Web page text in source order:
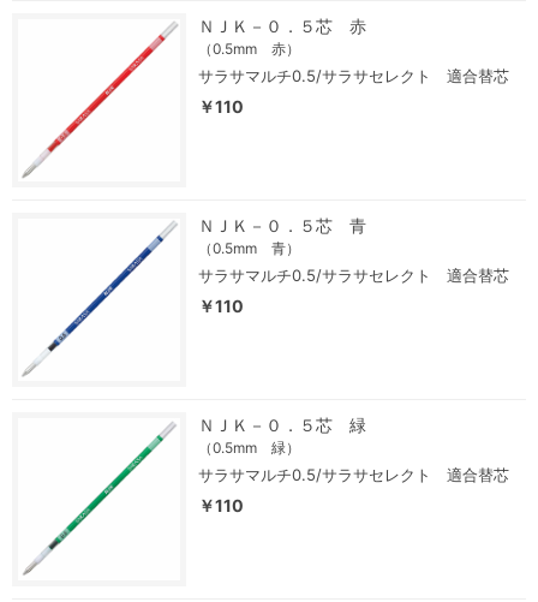
ＮＪＫ－０．５芯 赤
（0.5mm 赤）
サラサマルチ0.5/サラサセレクト 適合替芯
￥110
ＮＪＫ－０．５芯 青
（0.5mm 青）
サラサマルチ0.5/サラサセレクト 適合替芯
￥110
ＮＪＫ－０．５芯 緑
（0.5mm 緑）
サラサマルチ0.5/サラサセレクト 適合替芯
￥110